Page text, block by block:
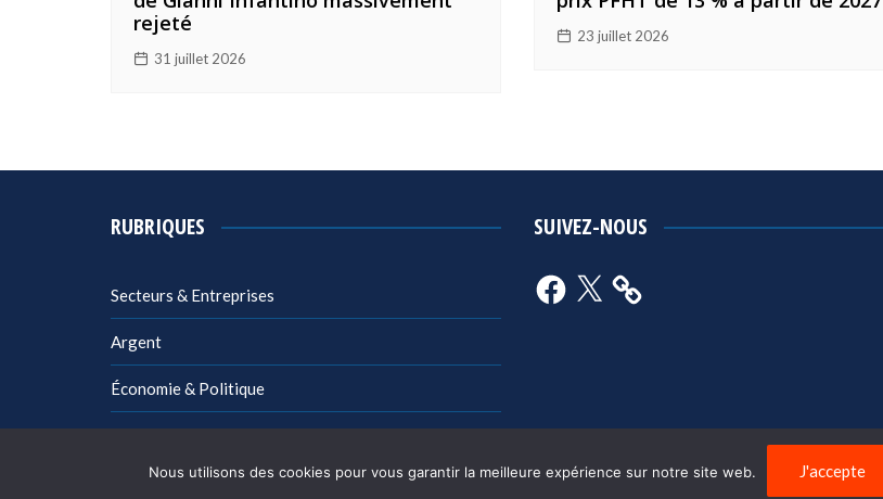
rejeté
31 juillet 2026
23 juillet 2026
RUBRIQUES
Secteurs & Entreprises
Argent
Économie & Politique
Management
SUIVEZ-NOUS
Facebook
X
Nous utilisons des cookies pour vous garantir la meilleure expérience sur notre site web. J'accepte